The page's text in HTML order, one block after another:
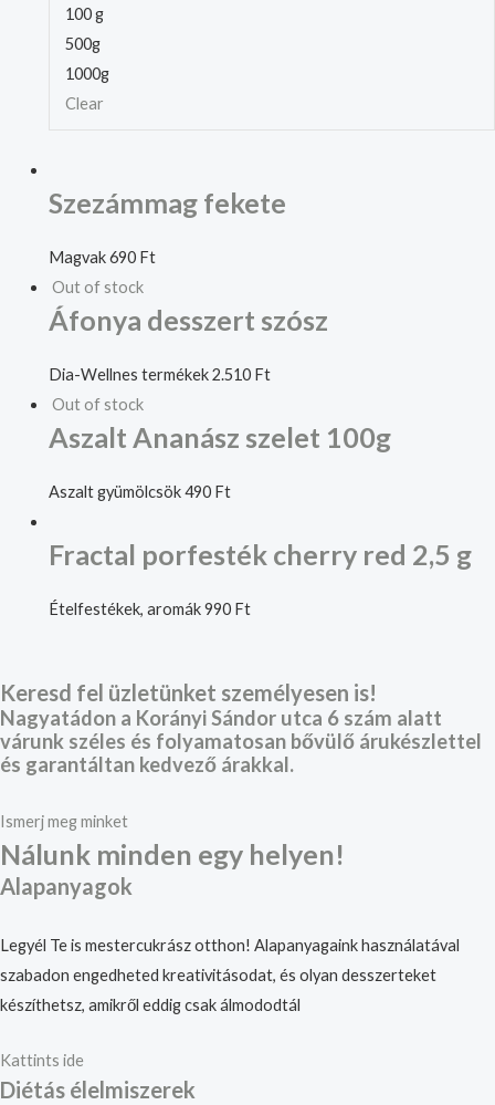
100 g
500g
1000g
Clear
Szezámmag fekete
Magvak690 Ft
Out of stock
Áfonya desszert szósz
Dia-Wellnes termékek2.510 Ft
Out of stock
Aszalt Ananász szelet 100g
Aszalt gyümölcsök490 Ft
Fractal porfesték cherry red 2,5 g
Ételfestékek, aromák990 Ft
Keresd fel üzletünket személyesen is!
Nagyatádon a Korányi Sándor utca 6 szám alatt
várunk széles és folyamatosan bővülő árukészlettel
és garantáltan kedvező árakkal.
Ismerj meg minket
Nálunk minden egy helyen!
Alapanyagok
Legyél Te is mestercukrász otthon! Alapanyagaink használatával
szabadon engedheted kreativitásodat, és olyan desszerteket
készíthetsz, amikről eddig csak álmododtál
Kattints ide
Diétás élelmiszerek